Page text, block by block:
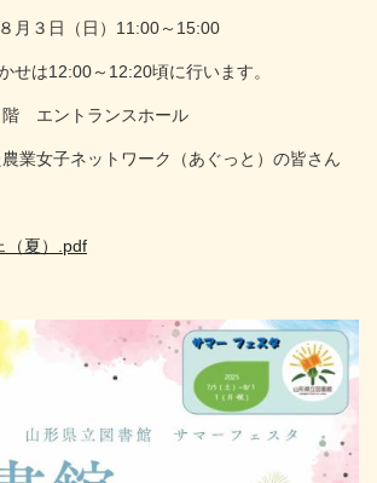
月３日（日）11:00～15:00
～12:20頃に行います。
階 エントランスホール
業女子ネットワーク（あぐっと）の皆さん
（夏）.pdf